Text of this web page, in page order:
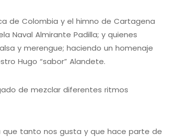
de Colombia y el himno de Cartagena
Naval Almirante Padilla; y quienes
y merengue; haciendo un homenaje
Hugo “sabor” Alandete.
de mezclar diferentes ritmos
que tanto nos gusta y que hace parte de